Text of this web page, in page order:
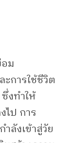
ม
การใช้ชีวิต
งทำให้
ไป การ
ลังเข้าสู่วัย